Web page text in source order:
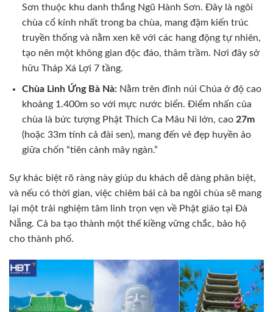
Sơn thuộc khu danh thắng Ngũ Hành Sơn. Đây là ngôi
chùa cổ kính nhất trong ba chùa, mang đậm kiến trúc
truyền thống và nằm xen kẽ với các hang động tự nhiên,
tạo nên một không gian độc đáo, thâm trầm. Nơi đây sở
hữu Tháp Xá Lợi 7 tầng.
Chùa Linh Ứng Bà Nà:Nằm trên đỉnh núi Chúa ở độ cao
khoảng 1.400m so với mực nước biển. Điểm nhấn của
chùa là bức tượng Phật Thích Ca Mâu Ni lớn, cao 27m
(hoặc 33m tính cả đài sen), mang đến vẻ đẹp huyền ảo
giữa chốn “tiên cảnh mây ngàn.”
Sự khác biệt rõ ràng này giúp du khách dễ dàng phân biệt,
và nếu có thời gian, việc chiêm bái cả ba ngôi chùa sẽ mang
lại một trải nghiệm tâm linh trọn vẹn về Phật giáo tại Đà
Nẵng. Cả ba tạo thành một thế kiềng vững chắc, bảo hộ
cho thành phố.